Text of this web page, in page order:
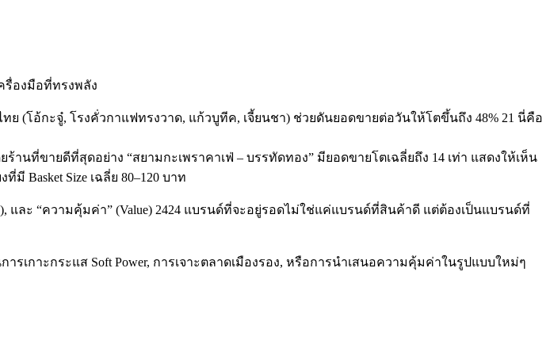
รื่องมือที่ทรงพลัง
ไทย (โอ้กะจู๋, โรงคั่วกาแฟทรงวาด, แก้วบูทีค, เจี้ยนชา) ช่วยดันยอดขายต่อวันให้โตขึ้นถึง 48% 21 นี่คือ
านที่ขายดีที่สุดอย่าง “สยามกะเพราคาเฟ่ – บรรทัดทอง” มียอดขายโตเฉลี่ยถึง 14 เท่า แสดงให้เห็น
Basket Size เฉลี่ย 80–120 บาท
และ “ความคุ้มค่า” (Value) 2424 แบรนด์ที่จะอยู่รอดไม่ใช่แค่แบรนด์ที่สินค้าดี แต่ต้องเป็นแบรนด์ที่
กาะกระแส Soft Power, การเจาะตลาดเมืองรอง, หรือการนำเสนอความคุ้มค่าในรูปแบบใหม่ๆ